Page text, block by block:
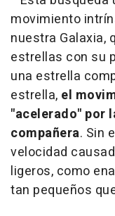
movimiento
nuestra Galaxia,
estrellas con su
una estrella
estrella, el
"acelerado" por
compañera. Sin
velocidad
ligeros, como
tan pequeños